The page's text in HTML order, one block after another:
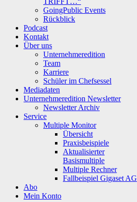
GoingPublic Events
Rückblick
Podcast
Kontakt
Über uns
Unternehmeredition
Team
Karriere
Schüler im Chefsessel
Mediadaten
Unternehmeredition Newsletter
Newsletter Archiv
Service
Multiple Monitor
Übersicht
Praxisbeispiele
Aktualisierter
Basismultiple
Multiple Rechner
Fallbeispiel Gigaset AG
Abo
Mein Konto